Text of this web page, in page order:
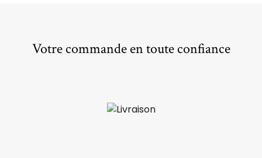
Votre commande en toute confiance